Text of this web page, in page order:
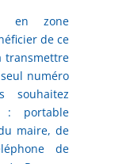
en zone
de ce
transmettre
numéro
souhaitez
: portable
maire, de
de